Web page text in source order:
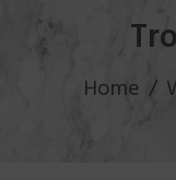
Home